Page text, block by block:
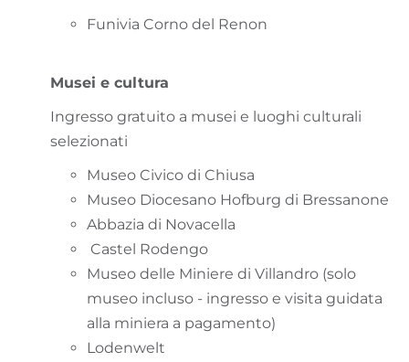
Funivia Corno del Renon
Musei e cultura
Ingresso gratuito a musei e luoghi culturali
selezionati
Museo Civico di Chiusa
Museo Diocesano Hofburg di Bressanone
Abbazia di Novacella
Castel Rodengo
Museo delle Miniere di Villandro (solo
museo incluso - ingresso e visita guidata
alla miniera a pagamento)
Lodenwelt